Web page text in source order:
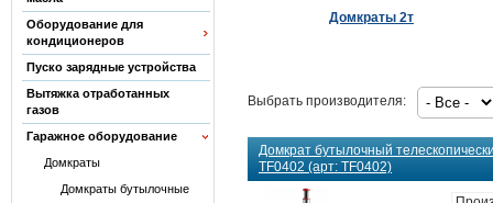
Оборудование для
кондиционеров
Пуско зарядные устройства
Вытяжка отработанных
газов
Гаражное оборудование
Домкраты
Домкраты бутылочные
Домкраты 2т
Выбрать производителя:
Домкрат бутылочный
TF0402 (арт: TF0402)